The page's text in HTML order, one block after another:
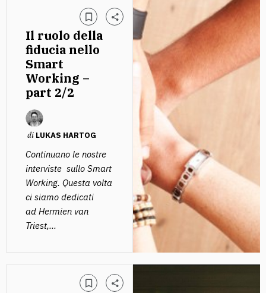
Il ruolo della
fiducia nello
Smart
Working –
part 2/2
di LUKAS HARTOG
Continuano le nostre
interviste sullo Smart
Working. Questa volta
ci siamo dedicati
ad Hermien van
Triest,...